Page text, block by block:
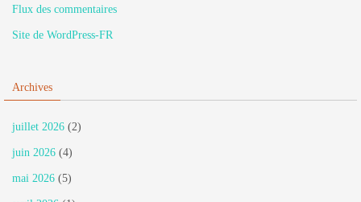
Flux des commentaires
Site de WordPress-FR
Archives
juillet 2026 (2)
juin 2026 (4)
mai 2026 (5)